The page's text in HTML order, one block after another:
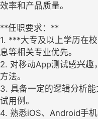
效率和产品质量。
**任职要求：**
1. ***大专及以上学历在
息等相关专业优先。
2. 对移动App测试感兴趣
方法。
3. 具备一定的逻辑分析
试用例。
4. 熟悉iOS、Android手